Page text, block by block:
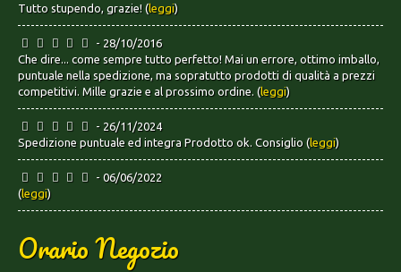
Tutto stupendo, grazie! (leggi)
- 28/10/2016
Che dire... come sempre tutto perfetto! Mai un errore, ottimo imballo,
puntuale nella spedizione, ma sopratutto prodotti di qualità a prezzi
competitivi. Mille grazie e al prossimo ordine. (leggi)
- 26/11/2024
Spedizione puntuale ed integra Prodotto ok. Consiglio (leggi)
- 06/06/2022
(leggi)
Orario Negozio